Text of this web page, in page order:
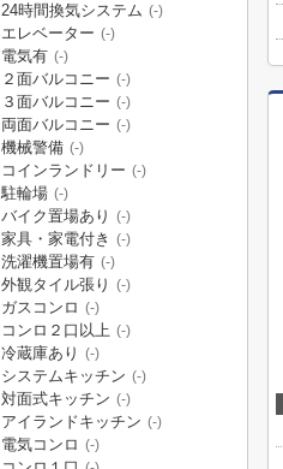
24時間換気システム (-)
エレベーター (-)
電気有 (-)
２面バルコニー (-)
３面バルコニー (-)
両面バルコニー (-)
機械警備 (-)
コインランドリー (-)
駐輪場 (-)
バイク置場あり (-)
家具・家電付き (-)
洗濯機置場有 (-)
外観タイル張り (-)
ガスコンロ (-)
コンロ２口以上 (-)
冷蔵庫あり (-)
システムキッチン (-)
対面式キッチン (-)
アイランドキッチン (-)
電気コンロ (-)